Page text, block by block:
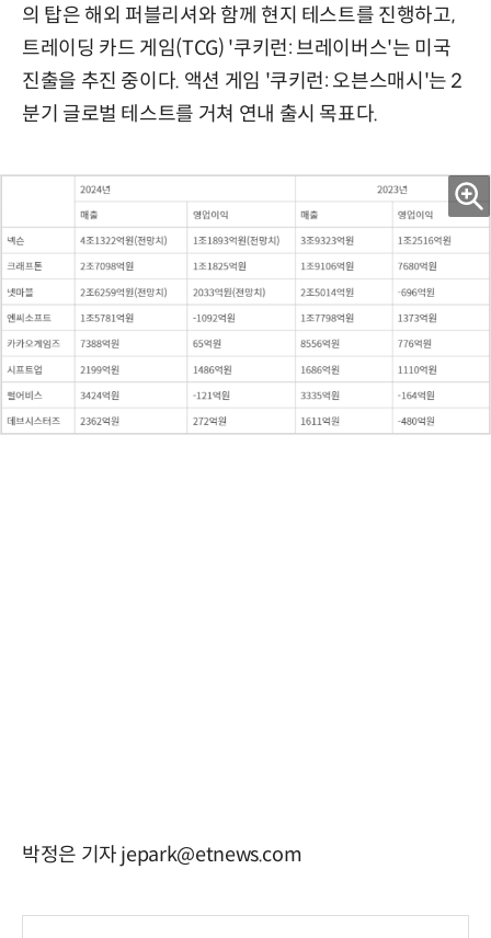
의 탑은 해외 퍼블리셔와 함께 현지 테스트를 진행하고,
트레이딩 카드 게임(TCG) '쿠키런: 브레이버스'는 미국
진출을 추진 중이다. 액션 게임 '쿠키런: 오븐스매시'는 2
분기 글로벌 테스트를 거쳐 연내 출시 목표다.
박정은 기자 jepark@etnews.com